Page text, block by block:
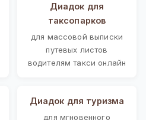
Диадок для
таксопарков
для массовой выписки
путевых листов
водителям такси онлайн
Диадок для туризма
для мгновенного